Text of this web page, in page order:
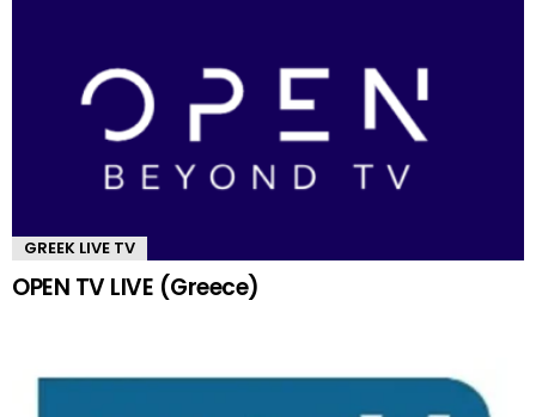
GREEK LIVE TV
OPEN TV LIVE (Greece)